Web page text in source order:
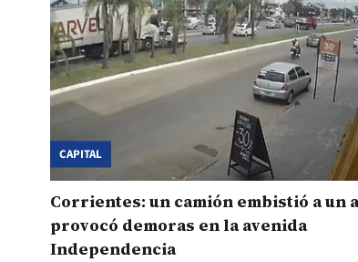
CAPITAL
Corrientes: un camión embistió a un
provocó demoras en la avenida
Independencia